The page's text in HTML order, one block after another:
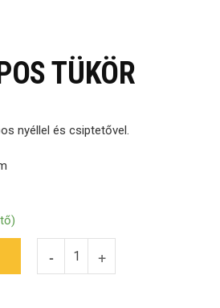
TÜKÖR
nyéllel és csiptetővel.